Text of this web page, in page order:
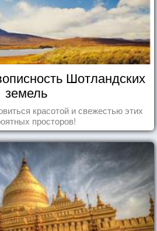
Шотландских
земель
красотой и свежестью этих
просторов!